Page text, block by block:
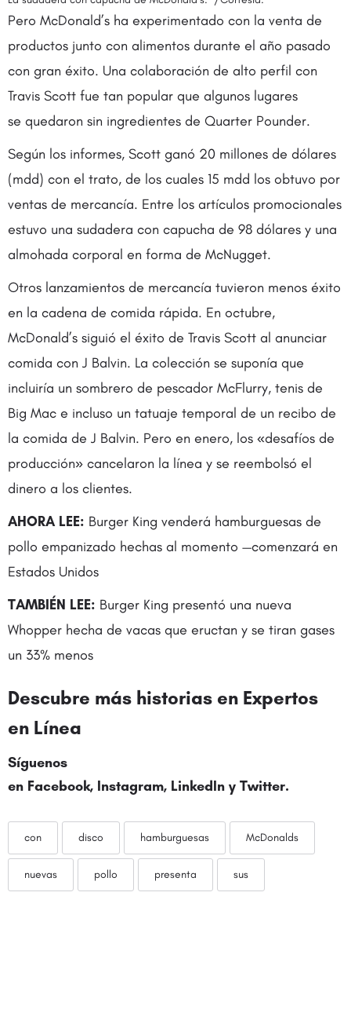
Pero McDonald’s ha experimentado con la venta de
productos junto con alimentos durante el año pasado
con gran éxito. Una colaboración de alto perfil con
Travis Scott fue tan popular que algunos lugares
se quedaron sin ingredientes de Quarter Pounder.
Según los informes, Scott ganó 20 millones de dólares
(mdd) con el trato, de los cuales 15 mdd los obtuvo por
ventas de mercancía. Entre los artículos promocionales
estuvo una sudadera con capucha de 98 dólares y una
almohada corporal en forma de McNugget.
Otros lanzamientos de mercancía tuvieron menos éxito
en la cadena de comida rápida. En octubre,
McDonald’s siguió el éxito de Travis Scott al anunciar
comida con J Balvin. La colección se suponía que
incluiría un sombrero de pescador McFlurry, tenis de
Big Mac e incluso un tatuaje temporal de un recibo de
la comida de J Balvin. Pero en enero, los «desafíos de
producción» cancelaron la línea y se reembolsó el
dinero a los clientes.
AHORA LEE: Burger King venderá hamburguesas de
pollo empanizado hechas al momento —comenzará en
Estados Unidos
TAMBIÉN LEE: Burger King presentó una nueva
Whopper hecha de vacas que eructan y se tiran gases
un 33% menos
Descubre más historias en Expertos
en Línea
Síguenos
en Facebook, Instagram, LinkedIn y Twitter.
con disco hamburguesas McDonalds
nuevas pollo presenta sus